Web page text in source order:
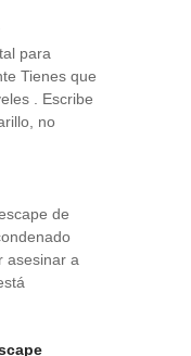
para
Tienes que
. Escribe
no
de
asesinar a